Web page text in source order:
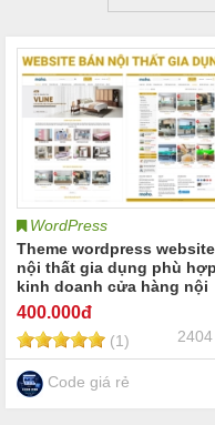
WordPress
Theme wordpress website
nội thất gia dụng phù hợp
kinh doanh cửa hàng nội
thất gia đình nội thất văn
phòng nội thất showroom |
Website wordpress nội
mới nhất 2026
400.000đ
(1) 2404
Code giá rẻ